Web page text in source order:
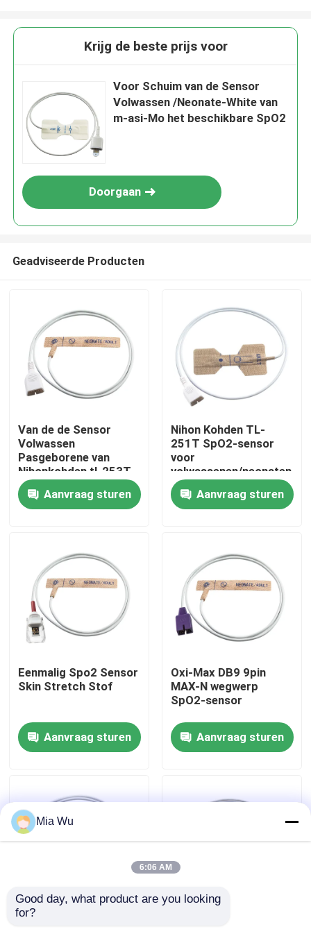
Producten
Ongeveer ons
Fabrieksreis
Contacteer ons
Nieuws
Gevallen
Krijg de beste prijs voor
Voor Schuim van de Sensor
Volwassen /Neonate-White van
m-asi-Mo het beschikbare SpO2
Doorgaan
Geadviseerde Producten
Van de de Sensor
Volwassen
Pasgeborene van
Nihonkohden tl-253T
de Beschikbare
Oximeter Stof van de
de Huidrek
Aanvraag sturen
Nihon Kohden TL-
251T SpO2-sensor
voor
volwassenen/neonaten
Aanvraag sturen
Eenmalig Spo2 Sensor
Skin Stretch Stof
Aanvraag sturen
Oxi-Max DB9 9pin
MAX-N wegwerp
SpO2-sensor
Aanvraag sturen
Beschikbare Sensoren
Mia Wu
6:06 AM
Good day, what product are you looking
for?